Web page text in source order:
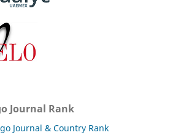
Journal Rank